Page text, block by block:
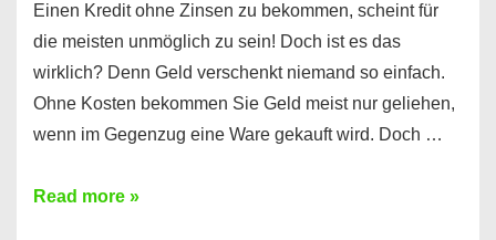
Einen Kredit ohne Zinsen zu bekommen, scheint für
die meisten unmöglich zu sein! Doch ist es das
wirklich? Denn Geld verschenkt niemand so einfach.
Ohne Kosten bekommen Sie Geld meist nur geliehen,
wenn im Gegenzug eine Ware gekauft wird. Doch …
Einen
Read more »